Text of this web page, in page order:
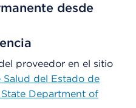
desde
proveedor en el sitio
del Estado de
Department of